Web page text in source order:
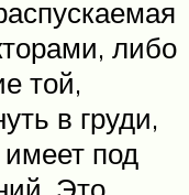
либо
той,
в груди,
имеет под